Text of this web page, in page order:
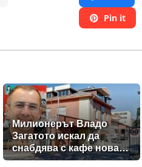
Pin it
Милионерът Владо
Загатото искал да
снабдява с кафе новата
власт